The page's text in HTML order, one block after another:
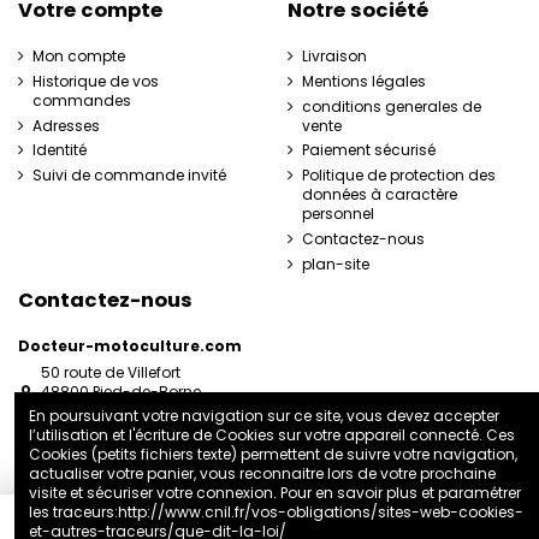
Votre compte
Mon compte
Historique de vos
commandes
Adresses
Identité
Suivi de commande invité
Notre société
Livraison
Mentions légales
conditions generales de
vente
Paiement sécurisé
Politique de protection des
données à caractère
personnel
Contactez-nous
plan-site
Contactez-nous
Docteur-motoculture.com
50 route de Villefort
48800 Pied-de-Borne
France
06 35 41 62 07
docteurmotoculture2@gmail.com
En poursuivant votre navigation sur ce site, vous devez accepter
l’utilisation et l'écriture de Cookies sur votre appareil connecté. Ces
Cookies (petits fichiers texte) permettent de suivre votre navigation,
actualiser votre panier, vous reconnaitre lors de votre prochaine
visite et sécuriser votre connexion. Pour en savoir plus et paramétrer
les traceurs:http://www.cnil.fr/vos-obligations/sites-web-cookies-
et-autres-traceurs/que-dit-la-loi/